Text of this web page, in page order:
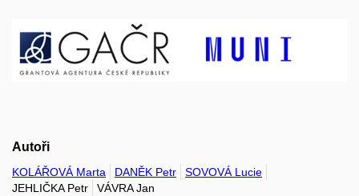
Autoři
KOLÁŘOVÁ Marta DANĚK Petr
SOVOVÁ Lucie
JEHLIČKA Petr
VÁVRA Jan